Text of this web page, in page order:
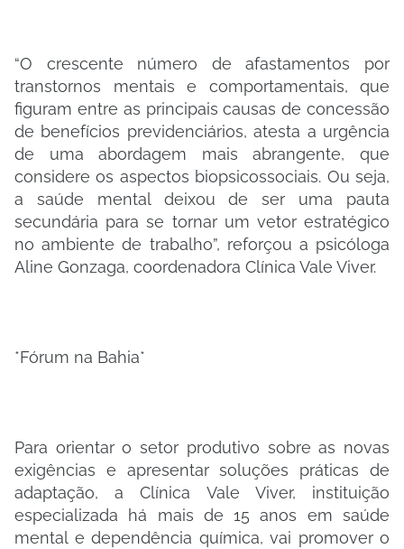
“O crescente número de afastamentos por
transtornos mentais e comportamentais, que
figuram entre as principais causas de concessão
de benefícios previdenciários, atesta a urgência
de uma abordagem mais abrangente, que
considere os aspectos biopsicossociais. Ou seja,
a saúde mental deixou de ser uma pauta
secundária para se tornar um vetor estratégico
no ambiente de trabalho”, reforçou a psicóloga
Aline Gonzaga, coordenadora Clínica Vale Viver.
*Fórum na Bahia*
Para orientar o setor produtivo sobre as novas
exigências e apresentar soluções práticas de
adaptação, a Clínica Vale Viver, instituição
especializada há mais de 15 anos em saúde
mental e dependência química, vai promover o